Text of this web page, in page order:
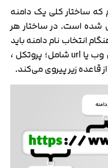
ساختار کلی یک دامنه
است. در ساختار هر
انتخاب نام دامنه باید
به آن‌ها توجه نمود. یک آدرس وب یا url شامل؛ پروتکل ،
زیر پیروی می‌کند.